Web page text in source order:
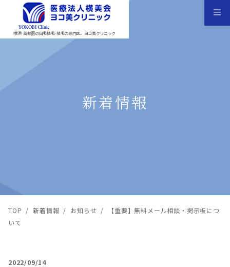
横浜･首都圏の自毛植毛･植毛の専門医、ヨコ美クリニック
新着情報
TOP / 新着情報 / お知らせ /
【重要】無料メール相談・掲示板につ
いて
2022/09/14